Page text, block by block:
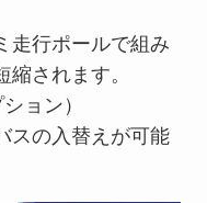
走行ポールで組み
縮されます。
ョン）
スの入替えが可能